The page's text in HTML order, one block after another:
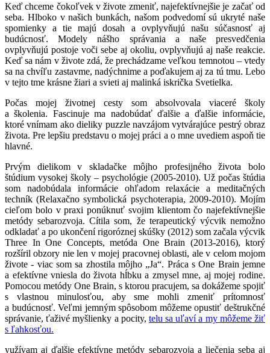
Keď chceme čokoľvek v živote zmeniť, najefektívnejšie je začať od
seba. Hlboko v našich bunkách, našom podvedomí sú ukryté naše
spomienky a tie majú dosah a ovplyvňujú našu súčasnosť aj
budúcnosť. Modely nášho správania a naše presvedčenia
ovplyvňujú postoje voči sebe aj okoliu, ovplyvňujú aj naše reakcie.
Keď sa nám v živote zdá, že prechádzame veľkou temnotou – vtedy
sa na chvíľu zastavme, nadýchnime a poďakujem aj za tú tmu. Lebo
v tejto tme krásne žiari a svieti aj malinká iskrička Svetielka.
Počas mojej životnej cesty som absolvovala viaceré školy
a školenia. Fascinuje ma nadobúdať ďalšie a ďalšie informácie,
ktoré vnímam ako dieliky puzzle navzájom vytvárajúce pestrý obraz
života. Pre lepšiu predstavu o mojej práci a o mne uvediem aspoň tie
hlavné.
Prvým dielikom v skladačke môjho profesijného života bolo
štúdium vysokej školy – psychológie (2005-2010). Už počas štúdia
som nadobúdala informácie ohľadom relaxácie a meditačných
techník (Relaxačno symbolická psychoterapia, 2009-2010). Mojím
cieľom bolo v praxi ponúknuť svojim klientom čo najefektívnejšie
metódy sebarozvoja. Cítila som, že terapeutický výcvik nemožno
odkladať a po ukončení rigoróznej skúšky (2012) som začala výcvik
Three In One Concepts, metóda One Brain (2013-2016), ktorý
rozšíril obzory nie len v mojej pracovnej oblasti, ale v celom mojom
živote - viac som sa zhostila môjho „Ja“. Práca s One Brain jemne
a efektívne vniesla do života hĺbku a zmysel mne, aj mojej rodine.
Pomocou metódy One Brain, s ktorou pracujem, sa dokážeme spojiť
s vlastnou minulosťou, aby sme mohli zmeniť prítomnosť
a budúcnosť. Veľmi jemným spôsobom môžeme opustiť deštrukčné
správanie, ťaživé myšlienky a pocity, telu sa uľaví a my môžeme žiť
s ľahkosťou.
yužívam aj ďalšie efektívne metódy sebarozvoja a liečenia seba aj